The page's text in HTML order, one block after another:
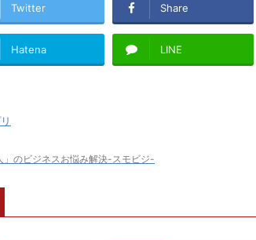
Twitter Share
Hatena LINE
」のビジネスお悩み解決-スモビジ-